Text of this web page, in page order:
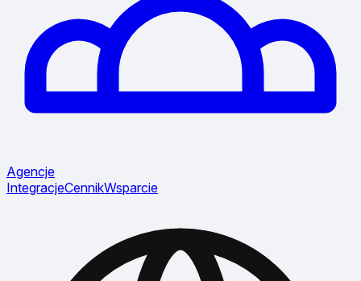
Agencje
IntegracjeCennikWsparcie